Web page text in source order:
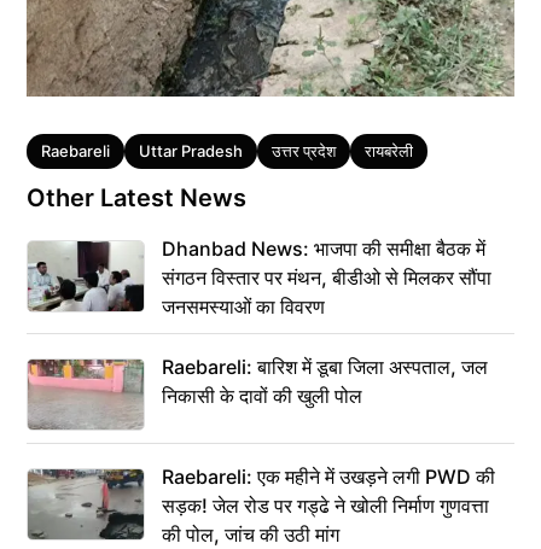
Tags
Raebareli Uttar Pradesh उत्तर प्रदेश रायबरेली
Other Latest News
Dhanbad News: भाजपा की समीक्षा बैठक में
संगठन विस्तार पर मंथन, बीडीओ से मिलकर सौंपा
जनसमस्याओं का विवरण
Raebareli: बारिश में डूबा जिला अस्पताल, जल
निकासी के दावों की खुली पोल
Raebareli: एक महीने में उखड़ने लगी PWD की
सड़क! जेल रोड पर गड्ढे ने खोली निर्माण गुणवत्ता
की पोल, जांच की उठी मांग